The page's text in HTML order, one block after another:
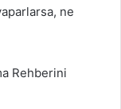
ne
Rehberini